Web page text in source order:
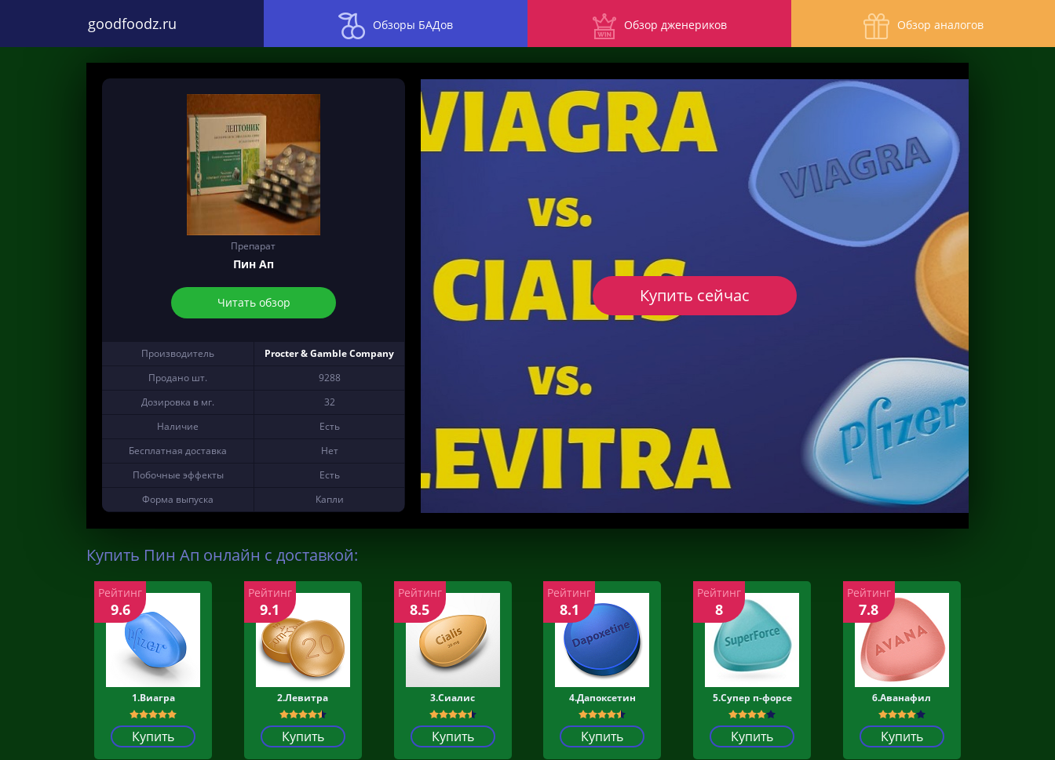
goodfoodz.ru Обзоры БАДов Обзор дженериков Обзор аналогов
Препарат
Пин Ап
Читать обзор
Производитель
Procter & Gamble Company
Продано шт.
9288
Дозировка в мг.
32
Наличие
Есть
Бесплатная доставка
Нет
Побочные эффекты
Есть
Форма выпуска
Капли
Купить сейчас
Купить Пин Ап онлайн с доставкой:
1.Виагра
Купить
Рейтинг
9.6
2.Левитра
Купить
Рейтинг
9.1
3.Сиалис
Купить
Рейтинг
8.5
4.Дапоксетин
Купить
Рейтинг
8.1
5.Супер п-форсе
Купить
Рейтинг
8
6.Аванафил
Купить
Рейтинг
7.8